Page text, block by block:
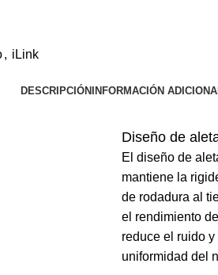
, iLink
DESCRIPCIÓN INFORMACIÓN
Diseño de
El diseño de
mantiene la
de rodadura al
el rendimiento
reduce el ruido
uniformidad del